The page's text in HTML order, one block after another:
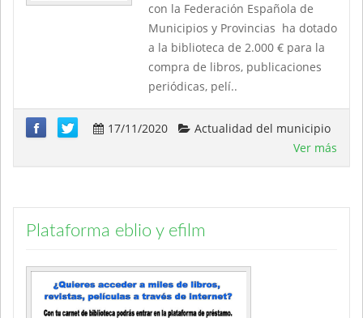
con la Federación Española de
Municipios y Provincias ha dotado
a la biblioteca de 2.000 € para la
compra de libros, publicaciones
periódicas, pelí..
17/11/2020
Actualidad del municipio
Ver más
Plataforma eblio y efilm